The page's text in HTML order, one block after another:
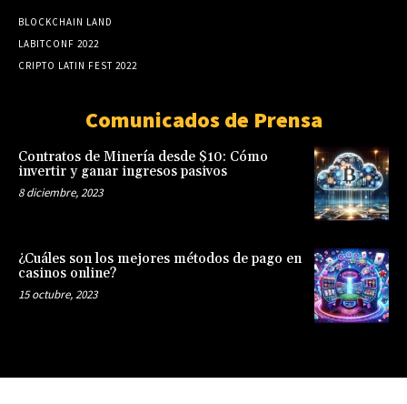
BLOCKCHAIN LAND
LABITCONF 2022
CRIPTO LATIN FEST 2022
Comunicados de Prensa
Contratos de Minería desde $10: Cómo
invertir y ganar ingresos pasivos
8 diciembre, 2023
¿Cuáles son los mejores métodos de pago en
casinos online?
15 octubre, 2023